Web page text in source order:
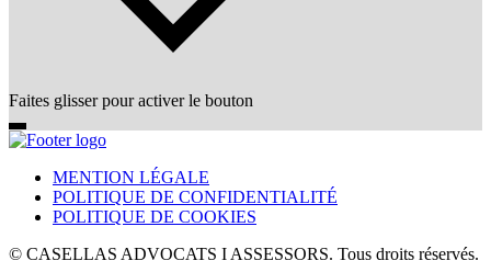
Faites glisser pour activer le bouton
MENTION LÉGALE
POLITIQUE DE CONFIDENTIALITÉ
POLITIQUE DE COOKIES
© CASELLAS ADVOCATS I ASSESSORS. Tous droits réservés.